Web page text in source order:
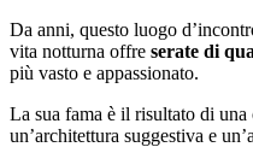
Da anni, questo luogo
vita notturna offre serate di
più vasto e appassionato.
La sua fama è il risultato di
un’architettura suggestiva e